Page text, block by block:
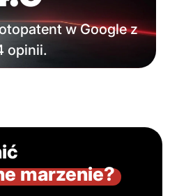
w Google z
opinii.
marzenie?